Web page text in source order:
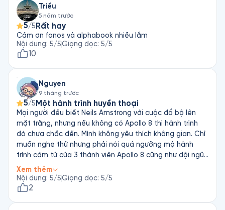
phá Hệ Mặt Trời và xây dựng những tiền đồ trong không gian"
- Người Hỏa Tiễn
Triều
5 năm trước
5/5 Rất hay
Cảm ơn fonos và alphabook nhiều lắm
Nội dung: 5/5Giọng đọc: 5/5
10
Nguyen
9 tháng trước
5/5 Một hành trình huyền thoại
Mọi người đều biết Neils Amstrong với cuộc đổ bộ lên
mặt trăng, nhưng nếu không có Apollo 8 thì hành trình
đó chưa chắc đến. Mình không yêu thích không gian. Chỉ
muốn nghe thử nhưng phải nói quá ngưỡng mộ hành
trình cảm tử của 3 thành viên Apollo 8 cũng như đội ngũ
Nasa tạo nên chuyến đi này. Rất ngưỡng mộ. Nghe mà
hồi hộp trong từng phút khi các phi hành gia bắt đầu
hành trình.
Xem thêm
Nội dung: 5/5Giọng đọc: 5/5
2